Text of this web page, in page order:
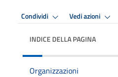
Condividi Vedi azioni
INDICE DELLA PAGINA
Organizzazioni